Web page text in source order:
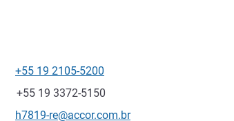
电话
+55 19 2105-5200
传真
+55 19 3372-5150
联系电子邮件
h7819-re@accor.com.br